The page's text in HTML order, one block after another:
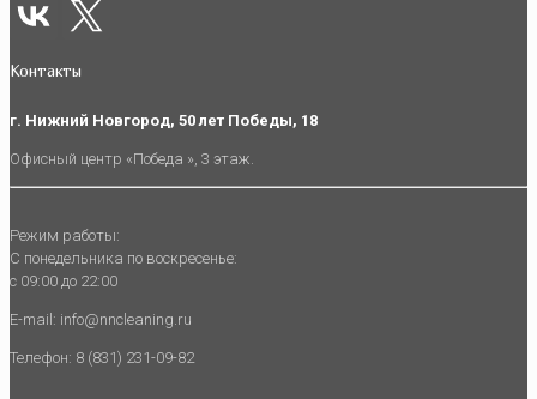
Контакты
г. Нижний Новгород, 50 лет Победы, 18
Офисный центр «Победа », 3 этаж.
Режим работы:
С понедельника по воскресенье:
с 09:00 до 22:00
E-mail: info@nncleaning.ru
Телефон: 8 (831) 231-09-82